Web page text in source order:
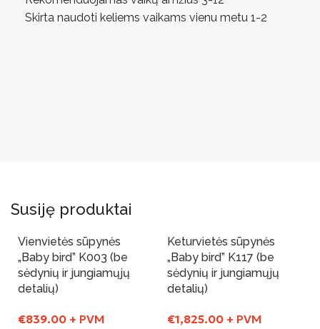
Skirta naudoti keliems vaikams vienu metu 1-2
Susiję produktai
Vienvietės sūpynės
„Baby bird” K003 (be
sėdynių ir jungiamųjų
detalių)
€839.00 + PVM
Keturvietės sūpynės
„Baby bird” K117 (be
sėdynių ir jungiamųjų
detalių)
€1,825.00 + PVM